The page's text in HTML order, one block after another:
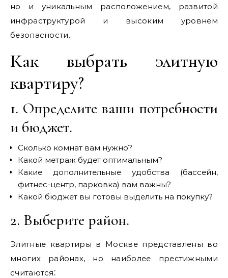
но и уникальным расположением, развитой
инфраструктурой и высоким уровнем
безопасности.
Как выбрать элитную
квартиру?
1. Определите ваши потребности
и бюджет.
Сколько комнат вам нужно?
Какой метраж будет оптимальным?
Какие дополнительные удобства (бассейн,
фитнес-центр, парковка) вам важны?
Какой бюджет вы готовы выделить на покупку?
2. Выберите район.
Элитные квартиры в Москве представлены во
многих районах, но наиболее престижными
считаются⁚